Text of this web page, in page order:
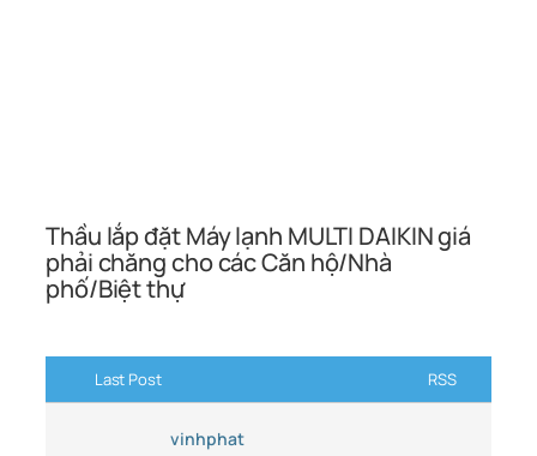
Thầu lắp đặt Máy lạnh MULTI DAIKIN giá
phải chăng cho các Căn hộ/Nhà
phố/Biệt thự
Last Post RSS
vinhphat